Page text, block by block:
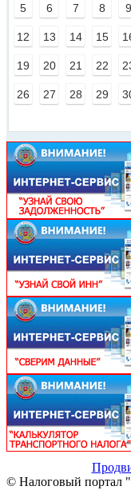
5 6 7 8 9
12 13 14 15
19 20 21 22
26 27 28 29
© Налоговый портал